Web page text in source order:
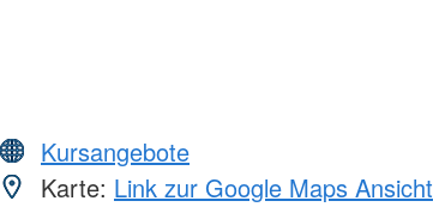
Kursangebote
Karte: Link zur Google Maps Ansicht